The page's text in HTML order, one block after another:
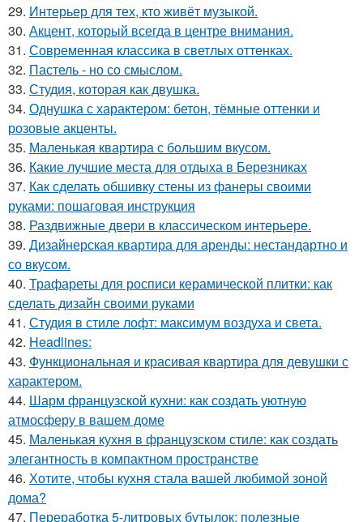
29. Интерьер для тех, кто живёт музыкой.
30. Акцент, который всегда в центре внимания.
31. Современная классика в светлых оттенках.
32. Пастель - но со смыслом.
33. Студия, которая как двушка.
34. Однушка с характером: бетон, тёмные оттенки и
розовые акценты.
35. Маленькая квартира с большим вкусом.
36. Какие лучшие места для отдыха в Березниках
37. Как сделать обшивку стены из фанеры своими
руками: пошаговая инструкция
38. Раздвижные двери в классическом интерьере.
39. Дизайнерская квартира для аренды: нестандартно и
со вкусом.
40. Трафареты для росписи керамической плитки: как
сделать дизайн своими руками
41. Студия в стиле лофт: максимум воздуха и света.
42. Headlines:
43. Функциональная и красивая квартира для девушки с
характером.
44. Шарм французской кухни: как создать уютную
атмосферу в вашем доме
45. Маленькая кухня в французском стиле: как создать
элегантность в компактном пространстве
46. Хотите, чтобы кухня стала вашей любимой зоной
дома?
47. Переработка 5-литровых бутылок: полезные